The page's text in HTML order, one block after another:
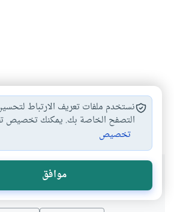
الأداب والسلوك # علم النفس الإمام
تربية النفس #المسؤولية
هل انتفعت بهذا
نستخدم ملفات تعريف الارتباط
التصفح الخاصة بك. يمكنك تخصيص
تخصيص
موافق